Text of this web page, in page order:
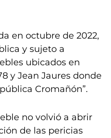
en octubre de 2022,
y sujeto a
ubicados en
y Jean Jaures donde
Cromañón”.
no volvió a abrir
de las pericias